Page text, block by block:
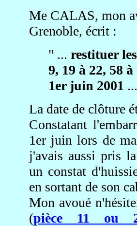
Me CALAS, mon
Grenoble, écrit :
" ... restituer
9, 19 à 22, 58
1er juin 2001
La date de clôture
Constatant
1er juin lors de
j'avais aussi pris
un constat
en sortant de son
Mon avoué
(pièce 11 ou